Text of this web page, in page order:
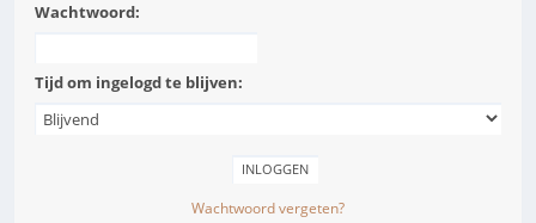
Wachtwoord:
Tijd om ingelogd te blijven:
Wachtwoord vergeten?